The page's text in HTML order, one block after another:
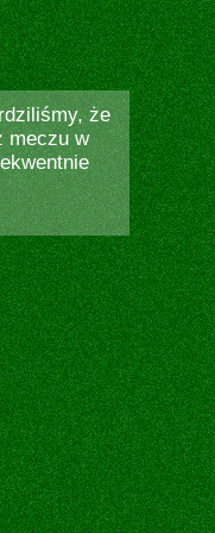
że
meczu w